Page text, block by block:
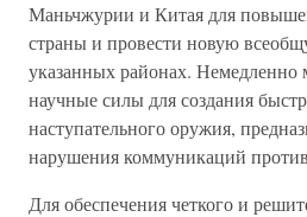
Маньчжурии и Китая для
страны и провести новую
указанных районах. Немедленно
научные силы для создания
наступательного оружия,
нарушения коммуникаций
Для обеспечения четкого и